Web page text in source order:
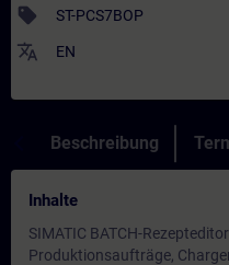
sell ST-PCS7BOP
translate EN
Beschreibung
Inhalte
SIMATIC BATCH-
Produktionsaufträge,